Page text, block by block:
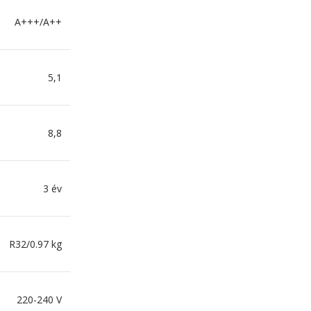
A+++/A++
5,1
8,8
3 év
R32/0.97 kg
220-240 V